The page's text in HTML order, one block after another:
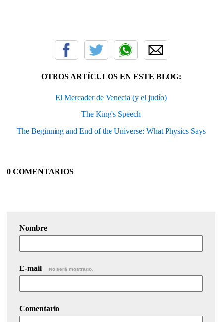
OTROS ARTÍCULOS EN ESTE BLOG:
El Mercader de Venecia (y el judío)
The King's Speech
The Beginning and End of the Universe: What Physics Says
0 COMENTARIOS
Nombre
E-mail No será mostrado.
Comentario